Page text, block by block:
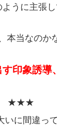
うに主張し
本当なのか
印象誘導
） ★★★
に間違って